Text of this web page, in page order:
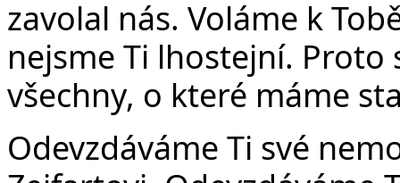
zavolal nás. Voláme k
nejsme Ti lhostejní. Proto
všechny, o které máme
Odevzdáváme Ti své